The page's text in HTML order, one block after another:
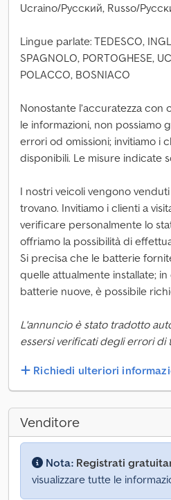
Ucraino/Русский, Russo/
Lingue parlate: TEDESCO,
SPAGNOLO, PORTOGHESE,
POLACCO, BOSNIACO
Nonostante l’accuratezza con
le informazioni, non possiamo
errori od omissioni; invitiamo i
disponibili. Le misure indicate
I nostri veicoli vengono
trovano. Invitiamo i clienti a
verificare personalmente lo
offriamo la possibilità di
Si precisa che le batterie
quelle attualmente installate;
batterie nuove, è possibile
L'annuncio è stato tradotto
essersi verificati degli errori di
Richiedi ulteriori
Venditore
Nota: Registrati
visualizzare tutte le